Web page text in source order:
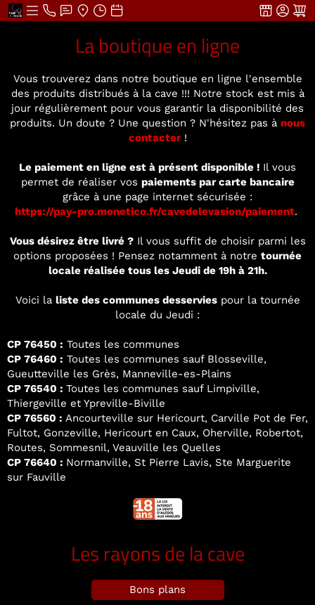
La boutique en ligne
Vous trouverez dans notre boutique en ligne l'ensemble
des produits distribués à la cave !!! Notre stock est mis à
jour régulièrement pour vous garantir la disponibilité des
produits. Un doute ? Une question ? N'hésitez pas à nous
contacter!
Le paiement en ligne est à présent disponible ! Il vous
permet de réaliser vos paiements par carte bancaire
grâce à une page internet sécurisée :
https://pay-pro.monetico.fr/cavedelevasion/paiement.
Vous désirez être livré ?Il vous suffit de choisir parmi les
options proposées ! Pensez notamment à notre tournée
locale réalisée tous les Jeudi de 19h à 21h.
Voici la liste des communes desserviespour la tournée
locale du Jeudi :
CP 76450 : Toutes les communes
CP 76460 : Toutes les communes sauf Blosseville,
Gueutteville les Grès, Manneville-es-Plains
CP 76540 : Toutes les communes sauf Limpiville,
Thiergeville et Ypreville-Biville
CP 76560 : Ancourteville sur Hericourt, Carville Pot de Fer,
Fultot, Gonzeville, Hericourt en Caux, Oherville, Robertot,
Routes, Sommesnil, Veauville les Quelles
CP 76640 : Normanville, St Pierre Lavis, Ste Marguerite
sur Fauville
Les rayons de la cave
Bons plans